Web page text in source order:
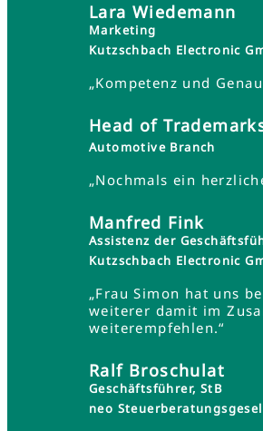
Lara Wiedemann
Marketing
Kutzschbach Electronic
„Kompetenz und
Head of
Automotive Branch
„Nochmals ein
Manfred Fink
Assistenz der
Kutzschbach Electronic
„Frau Simon hat uns
weiterer damit im
weiterempfehlen.“
Ralf Broschulat
Geschäftsführer, StB
neo